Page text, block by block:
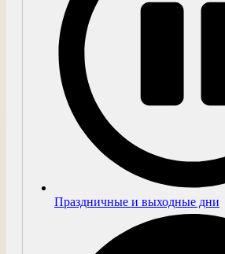
Праздничные и выходные дни